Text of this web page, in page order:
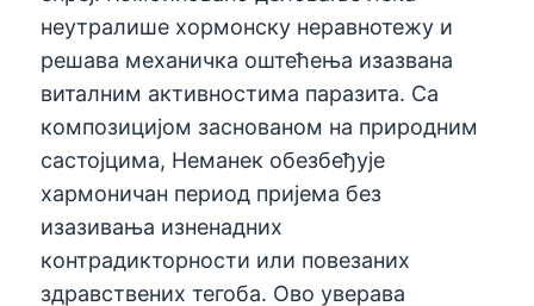
неутралише хормонску неравнотежу и
решава механичка оштећења изазвана
виталним активностима паразита. Са
композицијом заснованом на природним
састојцима, Неманек обезбеђује
хармоничан период пријема без
изазивања изненадних
контрадикторности или повезаних
здравствених тегоба. Ово уверава